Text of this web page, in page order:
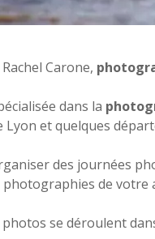
Rachel Carone,
dans la
Lyon et quelques
des journées
de votre
photos se déroulent